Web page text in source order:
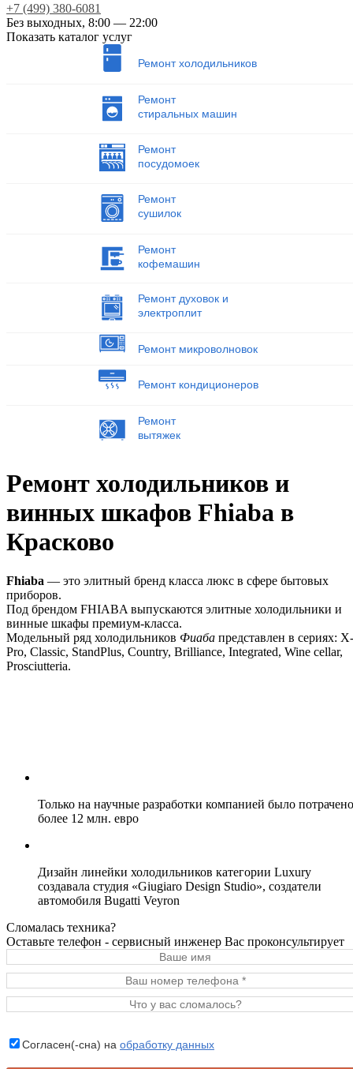
+7 (499) 380-6081
Без выходных, 8:00 — 22:00
Показать каталог услуг
Ремонт холодильников
Ремонт
стиральных машин
Ремонт
посудомоек
Ремонт
сушилок
Ремонт
кофемашин
Ремонт духовок и
электроплит
Ремонт микроволновок
Ремонт кондиционеров
Ремонт
вытяжек
Ремонт холодильников и
винных шкафов Fhiaba в
Красково
Fhiaba — это элитный бренд класса люкс в сфере бытовых
приборов.
Под брендом FHIABA выпускаются элитные холодильники и
винные шкафы премиум-класса.
Модельный ряд холодильников Фиаба представлен в сериях: X-
Pro, Classic, StandPlus, Country, Brilliance, Integrated, Wine cellar,
Prosciutteria.
Только на научные разработки компанией было потрачено
более 12 млн. евро
Дизайн линейки холодильников категории Luxury
создавала студия «Giugiaro Design Studio», создатели
автомобиля Bugatti Veyron
Сломалась техника?
Оставьте телефон - сервисный инженер Вас проконсультирует
Согласен(-сна) на обработку данных